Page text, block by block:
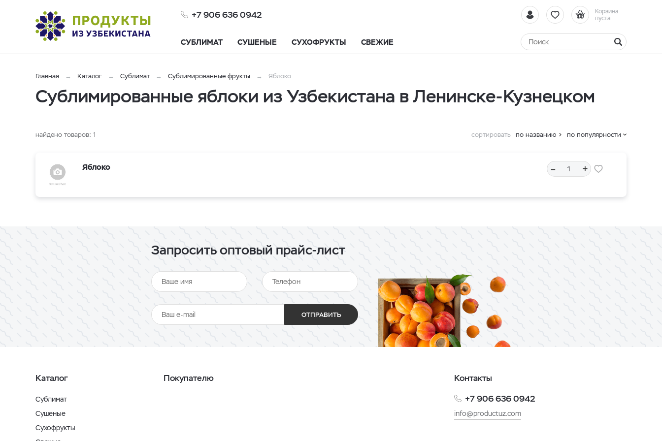
+7 906 636 0942
Корзина
пуста
СУБЛИМАТ СУШЕНЫЕ СУХОФРУКТЫ СВЕЖИЕ
Главная Каталог Сублимат Сублимированные фрукты Яблоко
Сублимированные яблоки из Узбекистана в Ленинске-Кузнецком
найдено товаров: 1 сортировать по названию по популярности
Яблоко – +
Запросить оптовый прайс-лист
ОТПРАВИТЬ
Каталог
Сублимат
Сушеные
Сухофрукты
Покупателю
Контакты
+7 906 636 0942
info@productuz.com